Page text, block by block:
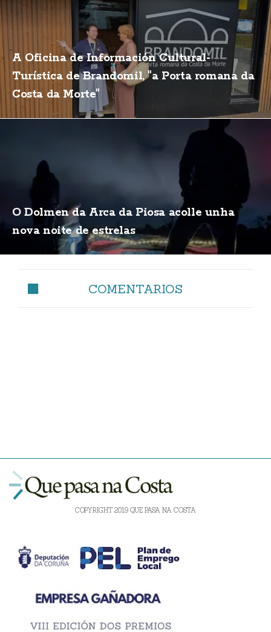
A Oficina de Información Cultural-
Turística de Brandomil, "a Porta romana da
Costa da Morte"
O Dolmen da Arca da Piosa acolle unha
nova noite de estrelas
COMENTARIOS
COPYRIGHT 2019 QUE PASA NA COSTA